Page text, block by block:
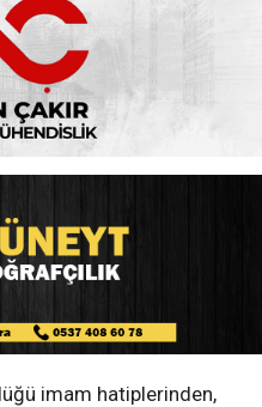
imam hatiplerinden,